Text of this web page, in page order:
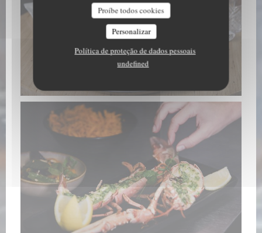
Proíbe todos cookies
Personalizar
Política de proteção de dados pessoais
undefined